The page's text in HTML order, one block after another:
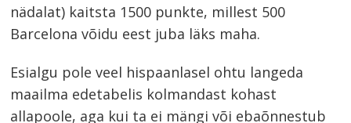
nädalat) kaitsta 1500 punkte, millest 500
Barcelona võidu eest juba läks maha.
Esialgu pole veel hispaanlasel ohtu langeda
maailma edetabelis kolmandast kohast
allapoole, aga kui ta ei mängi või ebaõnnestub